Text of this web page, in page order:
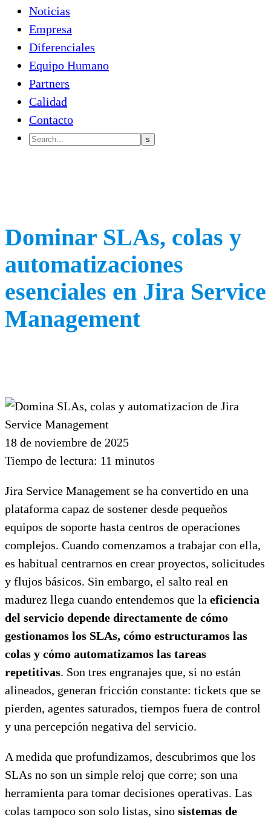
Noticias
Empresa
Diferenciales
Equipo Humano
Partners
Calidad
Contacto
Dominar SLAs, colas y
automatizaciones
esenciales en Jira Service
Management
18 de noviembre de 2025
Tiempo de lectura: 11 minutos
Jira Service Management se ha convertido en una
plataforma capaz de sostener desde pequeños
equipos de soporte hasta centros de operaciones
complejos. Cuando comenzamos a trabajar con ella,
es habitual centrarnos en crear proyectos, solicitudes
y flujos básicos. Sin embargo, el salto real en
madurez llega cuando entendemos que la eficiencia
del servicio depende directamente de cómo
gestionamos los SLAs, cómo estructuramos las
colas y cómo automatizamos las tareas
repetitivas. Son tres engranajes que, si no están
alineados, generan fricción constante: tickets que se
pierden, agentes saturados, tiempos fuera de control
y una percepción negativa del servicio.
A medida que profundizamos, descubrimos que los
SLAs no son un simple reloj que corre; son una
herramienta para tomar decisiones operativas. Las
colas tampoco son solo listas, sino sistemas de